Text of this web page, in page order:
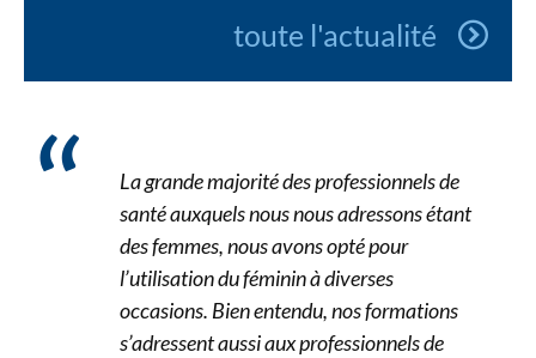
toute l'actualité
La grande majorité des professionnels de
santé auxquels nous nous adressons étant
des femmes, nous avons opté pour
l’utilisation du féminin à diverses
occasions. Bien entendu, nos formations
s’adressent aussi aux professionnels de